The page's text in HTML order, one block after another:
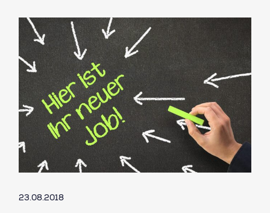
23.08.2018